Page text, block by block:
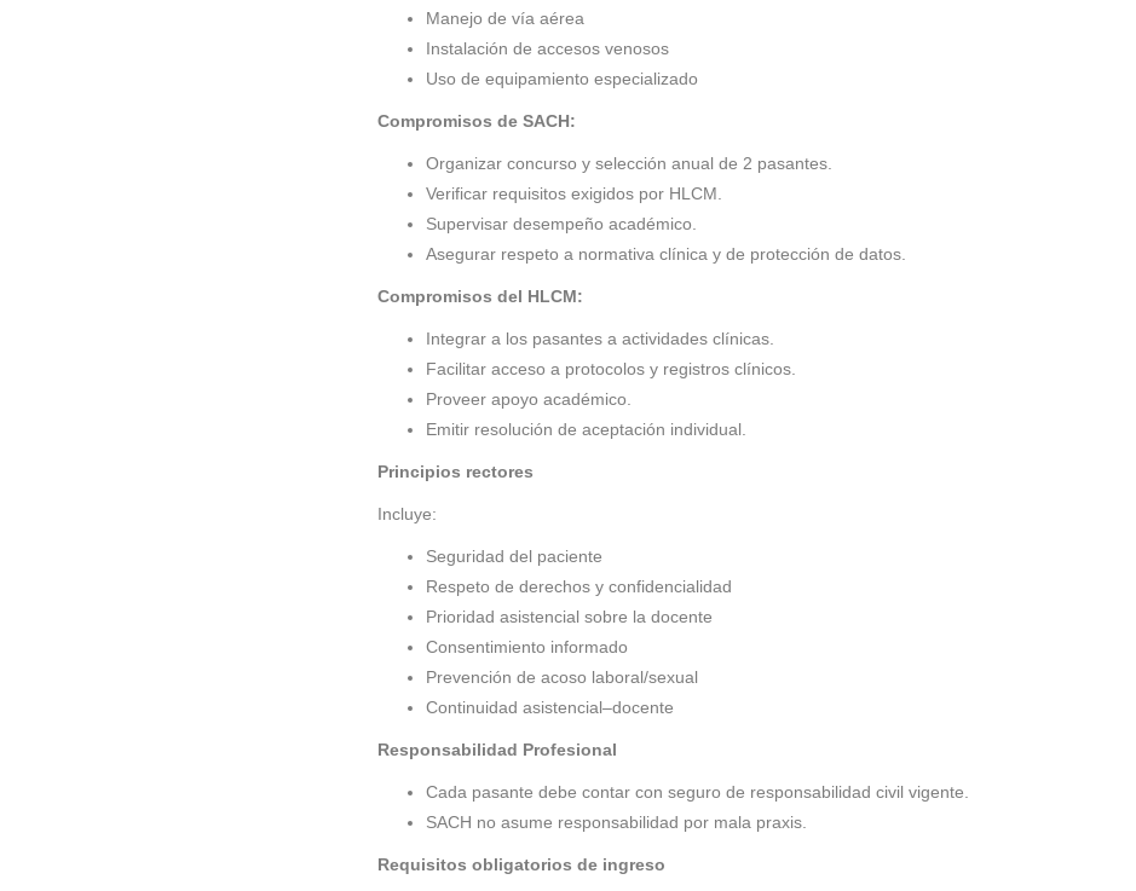
Manejo de vía aérea
Instalación de accesos venosos
Uso de equipamiento especializado
Compromisos de SACH:
Organizar concurso y selección anual de 2 pasantes.
Verificar requisitos exigidos por HLCM.
Supervisar desempeño académico.
Asegurar respeto a normativa clínica y de protección de datos.
Compromisos del HLCM:
Integrar a los pasantes a actividades clínicas.
Facilitar acceso a protocolos y registros clínicos.
Proveer apoyo académico.
Emitir resolución de aceptación individual.
Principios rectores
Incluye:
Seguridad del paciente
Respeto de derechos y confidencialidad
Prioridad asistencial sobre la docente
Consentimiento informado
Prevención de acoso laboral/sexual
Continuidad asistencial–docente
Responsabilidad Profesional
Cada pasante debe contar con seguro de responsabilidad civil vigente.
SACH no asume responsabilidad por mala praxis.
Requisitos obligatorios de ingreso